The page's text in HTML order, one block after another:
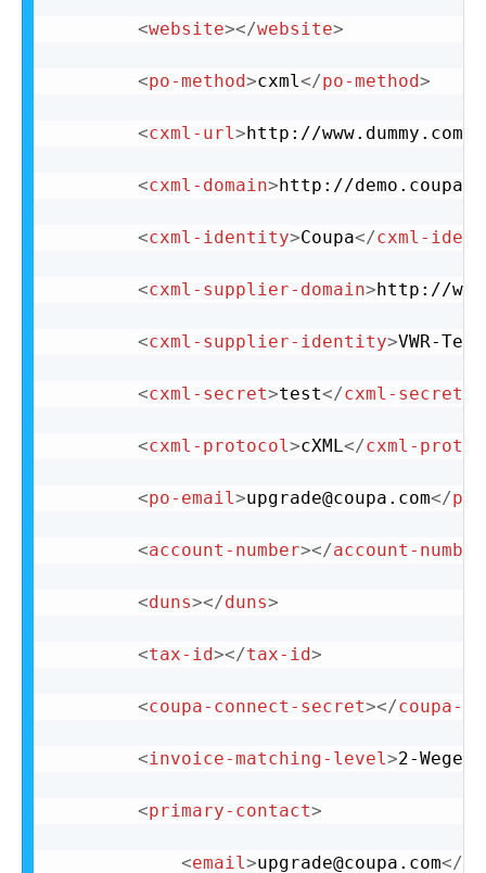
<website></website>
<po-method>cxml</po-method>
<cxml-url>http://www.dummy.com
<cxml-domain>http://
<cxml-identity>Coupa</cxml-
<cxml-supplier-domain>http://
<cxml-supplier-identity>VWR-Test
<cxml-secret>test</cxml-secret
<cxml-protocol>cXML</cxml-
<po-email>upgrade@coupa.com</
<account-number></account-number
<duns></duns>
<tax-id></tax-id>
<coupa-connect-secret></coupa-
<invoice-matching-level>2-Wege
<primary-contact>
<email>upgrade@coupa.com</